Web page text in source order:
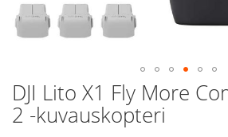
DJI Lito X1 Fly More
2 -kuvauskopteri
Skip
to
the